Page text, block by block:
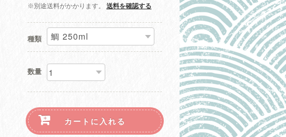
※別途送料がかかります。 送料を確認する
種類
数量
カートに入れる